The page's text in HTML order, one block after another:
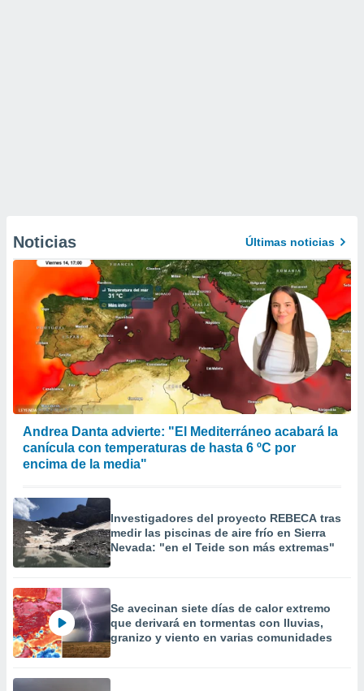
Noticias Últimas noticias
Andrea Danta advierte: "El Mediterráneo acabará la
canícula con temperaturas de hasta 6 ºC por
encima de la media"
Investigadores del proyecto REBECA tras
medir las piscinas de aire frío en Sierra
Nevada: "en el Teide son más extremas"
Se avecinan siete días de calor extremo
que derivará en tormentas con lluvias,
granizo y viento en varias comunidades